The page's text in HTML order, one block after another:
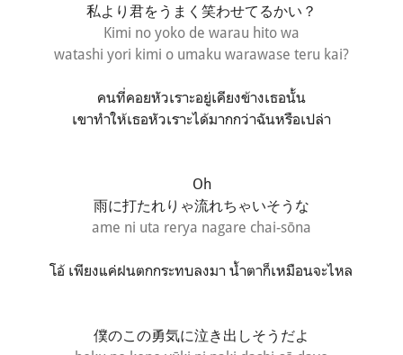
私より君をうまく笑わせてるかい？
Kimi no yoko de warau hito wa
watashi yori kimi o umaku warawase teru kai?
คนที่คอยหัวเราะอยู่เคียงข้างเธอนั้น
เขาทำให้เธอหัวเราะได้มากกว่าฉันหรือเปล่า
Oh
雨に打たれりゃ流れちゃいそうな
ame ni uta rerya nagare chai-sōna
โอ้ เพียงแค่ฝนตกกระทบลงมา น้ำตาก็เหมือนจะไหล
僕のこの勇気に泣き出しそうだよ